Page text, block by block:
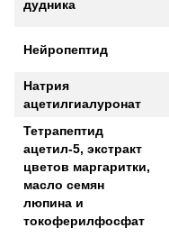
дудника
Нейропептид
Натрия
ацетилгиалуронат
Тетрапептид
ацетил-5, экстракт
цветов маргаритки,
масло семян
люпина и
токоферилфосфат